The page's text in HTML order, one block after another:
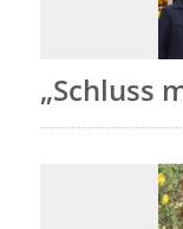
„Schluss